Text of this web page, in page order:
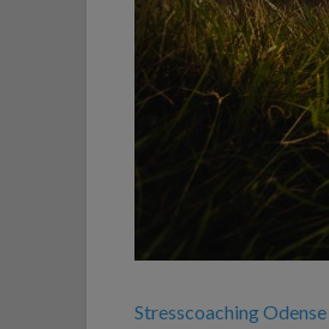
Stresscoaching Odense